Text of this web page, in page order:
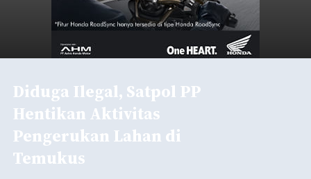
Diduga Ilegal, Satpol PP
Hentikan Aktivitas
Pengerukan Lahan di
Temukus